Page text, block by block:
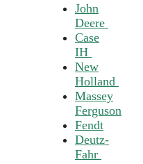
John
Deere
Case
IH
New
Holland
Massey
Ferguson
Fendt
Deutz-
Fahr